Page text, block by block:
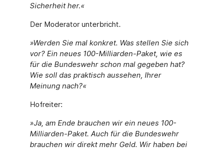
Sicherheit her.«
Der Moderator unterbricht.
»Werden Sie mal konkret. Was stellen Sie sich
vor? Ein neues 100-Milliarden-Paket, wie es
für die Bundeswehr schon mal gegeben hat?
Wie soll das praktisch aussehen, Ihrer
Meinung nach?«
Hofreiter:
»Ja, am Ende brauchen wir ein neues 100-
Milliarden-Paket. Auch für die Bundeswehr
brauchen wir direkt mehr Geld. Wir haben bei